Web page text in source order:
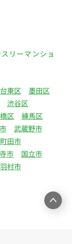
に利用
範囲で
用契約
物件お
ナー様に
サービス
環境向上
におけ
、電話、
）不動
等の締
リーマンショ
台東区
墨田区
渋谷区
区
練馬区
武蔵野市
町田市
市
国立市
羽村市